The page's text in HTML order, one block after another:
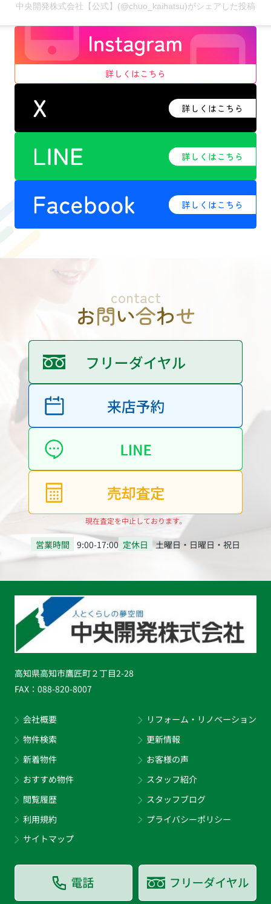
中央開発株式会社【公式】(@chuo_kaihatsu)がシェアした投稿
お問い合わせ
contact
現在査定を中止しております。
営業時間 9:00-17:00 定休日 土曜日・日曜日・祝日
高知県高知市鷹匠町２丁目2-28
FAX： 088-820-8007
会社概要
物件検索
新着物件
おすすめ物件
閲覧履歴
利用規約
サイトマップ
リフォーム・リノベーション
更新情報
お客様の声
スタッフ紹介
スタッフブログ
プライバシーポリシー